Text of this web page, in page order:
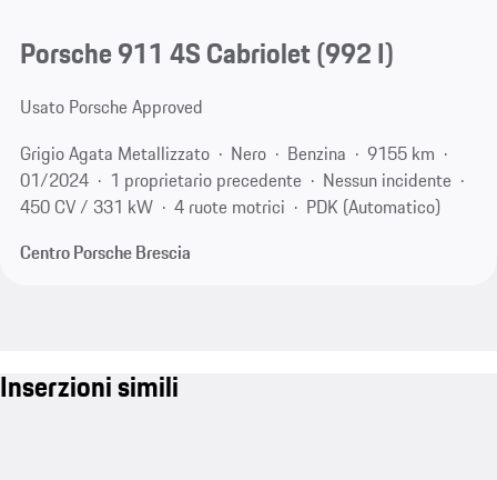
Porsche 911 4S Cabriolet(992 I)
Usato Porsche Approved
Grigio Agata Metallizzato
Nero Benzina
9155 km
01/2024
1 proprietario precedente
Nessun incidente
450 CV / 331 kW
4 ruote motrici
PDK (Automatico)
Centro Porsche Brescia
Inserzioni simili